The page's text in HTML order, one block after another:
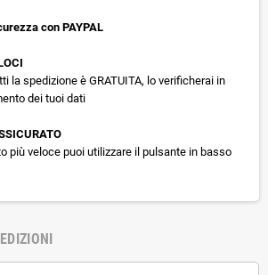
con PAYPAL
la spedizione è GRATUITA, lo verificherai in
dei tuoi dati
più veloce puoi utilizzare il pulsante in basso